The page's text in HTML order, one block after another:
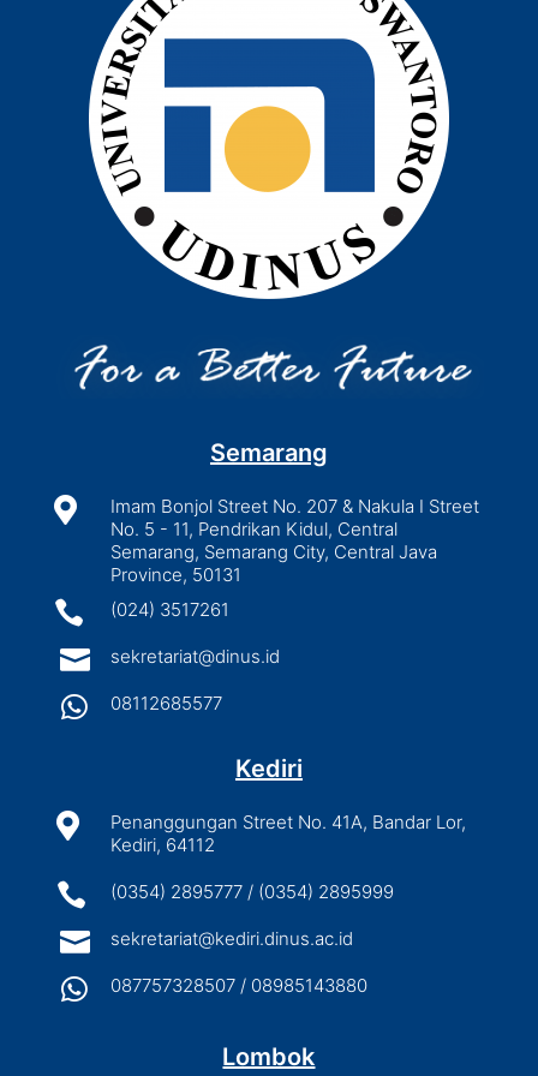
Semarang

Imam Bonjol Street No. 207 & Nakula I Street
No. 5 - 11, Pendrikan Kidul, Central
Semarang, Semarang City, Central Java
Province, 50131
 (024) 3517261
 sekretariat@dinus.id
 08112685577
Kediri

Penanggungan Street No. 41A, Bandar Lor,
Kediri, 64112
 (0354) 2895777 / (0354) 2895999
 sekretariat@kediri.dinus.ac.id
 087757328507 / 08985143880
Lombok